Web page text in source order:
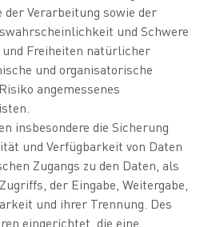
der Verarbeitung sowie der
und Schwere
Freiheiten natürlicher
und organisatorische
angemessenes
insbesondere die Sicherung
und Verfügbarkeit von Daten
Zugangs zu den Daten, als
der Eingabe, Weitergabe,
und ihrer Trennung. Des
eingerichtet, die eine